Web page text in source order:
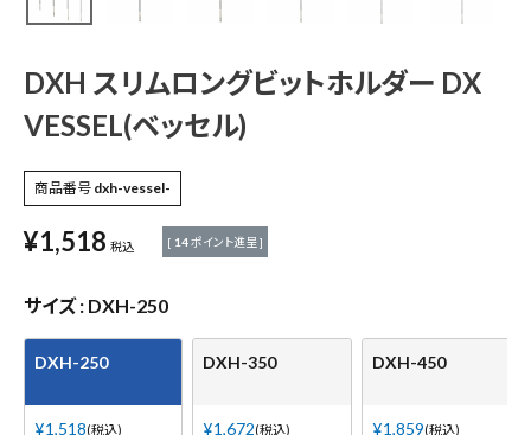
作業工具・大工道具
収納・腰袋・ワーク用品
現場安全・運搬
DXH スリムロングビットホルダー DX
VESSEL(ベッセル)
商品番号 dxh-vessel-
¥1,518 税込 [ 14ポイント進呈 ]
サイズ DXH-250
DXH-250
¥1,518 税込
DXH-350
¥1,672 税込
DXH-450
¥1,859 税込